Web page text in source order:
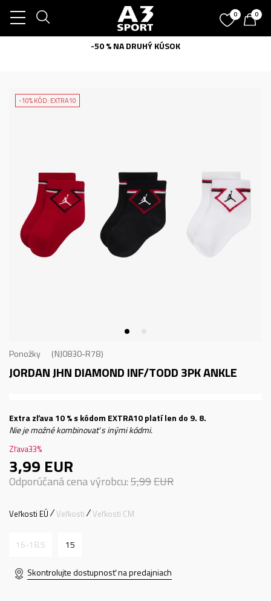
0 0
-50 % NA DRUHÝ KÚSOK
-10% KÓD: EXTRA10
Ponožky NJ0830-R78
JORDAN JHN DIAMOND INF/TODD 3PK ANKLE
Extra zľava 10 % s kódom EXTRA10 platí len do 9. 8.
Nie je možné kombinovať s inými kódmi.
Zľava33%
3,99 EUR
Odporúčaná cena výrobcu:5,99EUR
Veľkosti EÚ Veľkosti Veľkosti CM
16-18.5 15
Skontrolujte dostupnosť na predajniach